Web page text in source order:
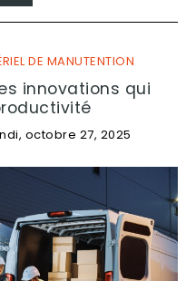
DE MANUTENTION
innovations qui
octobre 27, 2025